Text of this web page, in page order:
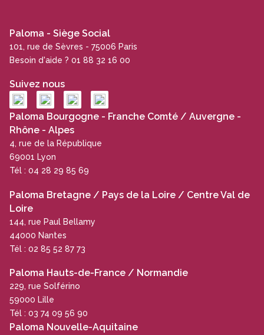
Paloma - Siège Social
101, rue de Sèvres - 75006 Paris
Besoin d'aide ? 01 88 32 16 00
Suivez nous
Paloma Bourgogne - Franche Comté / Auvergne -
Rhône - Alpes
4, rue de la République
69001 Lyon
Tél : 04 28 29 85 69
Paloma Bretagne / Pays de la Loire / Centre Val de
Loire
144, rue Paul Bellamy
44000 Nantes
Tél : 02 85 52 87 73
Paloma Hauts-de-France / Normandie
229, rue Solférino
59000 Lille
Tél : 03 74 09 56 90
Paloma Nouvelle-Aquitaine